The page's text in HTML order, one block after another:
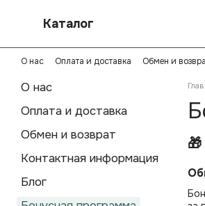
Каталог
О нас Оплата и доставка Обмен и
О нас
Оплата и доставка
Обмен и возврат
Контактная информация
Блог